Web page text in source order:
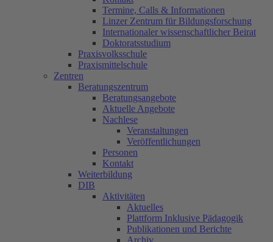
Termine, Calls & Informationen
Linzer Zentrum für Bildungsforschung
Internationaler wissenschaftlicher Beirat
Doktoratsstudium
Praxisvolksschule
Praxismittelschule
Zentren
Beratungszentrum
Beratungsangebote
Aktuelle Angebote
Nachlese
Veranstaltungen
Veröffentlichungen
Personen
Kontakt
Weiterbildung
DIB
Aktivitäten
Aktuelles
Plattform Inklusive Pädagogik
Publikationen und Berichte
Archiv